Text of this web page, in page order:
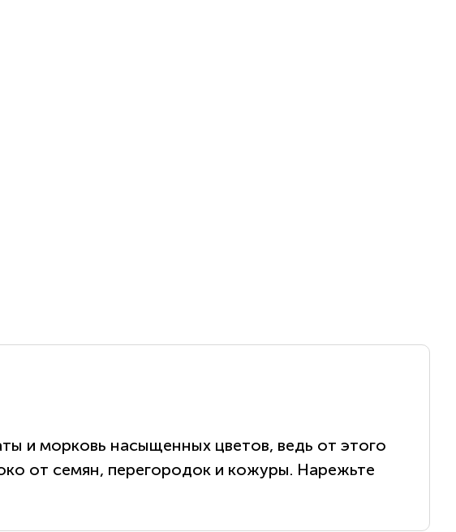
и морковь насыщенных цветов, ведь от этого
от семян, перегородок и кожуры. Нарежьте